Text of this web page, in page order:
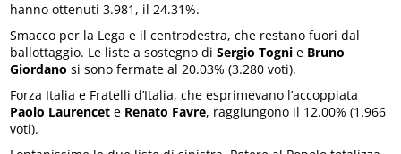
hanno ottenuti 3.981, il 24.31%.
Smacco per la Lega e il centrodestra, che restano fuori dal
ballottaggio. Le liste a sostegno diSergio Togni e Bruno
Giordano si sono fermate al 20.03% (3.280 voti).
Forza Italia e Fratelli d’Italia, che esprimevano l’accoppiata
Paolo Laurencet e Renato Favre, raggiungono il 12.00% (1.966
voti).